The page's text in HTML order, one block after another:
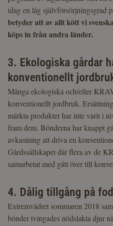
idag en låg självförsörjningsgrad
betyder att av allt kött vi
köps in från andra länder.
3. Ekologiska gårdar
konventionellt
Många ekologiska och/eller
konventionellt jordbruk.
märkta produkter har inte varit i
fram dem. Bönderna har knappt
avkastning att driva en
Gårdssällskapet där flera av de
samarbetat med gått över till
4. Dålig tillgång på
Extremvädret sommaren 2018
bönder tvingades nödslakta djur